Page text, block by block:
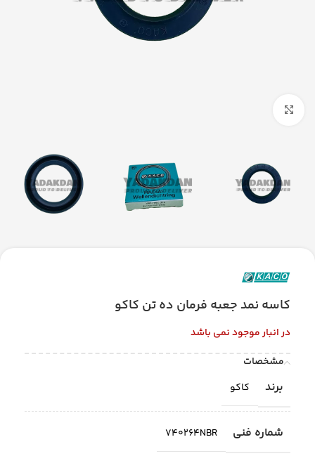
کاسه نمد جعبه فرمان ده تن کاکو
در انبار موجود نمی باشد
مشخصات
برند کاکو
شماره فنی 740264NBR